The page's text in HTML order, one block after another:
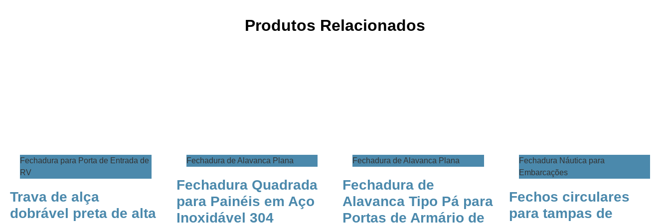
Produtos Relacionados
Fechadura para Porta de Entrada de
RV
​​​​Trava de alça
dobrável preta de alta
​Fechadura de Alavanca Plana
​​​​Fechadura Quadrada
para Painéis em Aço
Inoxidável 304​​
​Fechadura de Alavanca Plana
Fechadura de
Alavanca Tipo Pá para
Portas de Armário de
​Fechadura Náutica para
Embarcações
Fechos circulares
para tampas de